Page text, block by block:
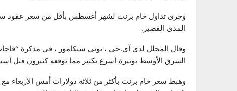
المدى القصير.
وقال المحلل لدى آي.جي ، توني سيكامور ، في مذكرة
الشرق الأوسط بوتيرة أسرع بكثير مما توقعه كثيرون قبل
وهبط سعر خام برنت بأكثر من ثلاثة دولارات أمس